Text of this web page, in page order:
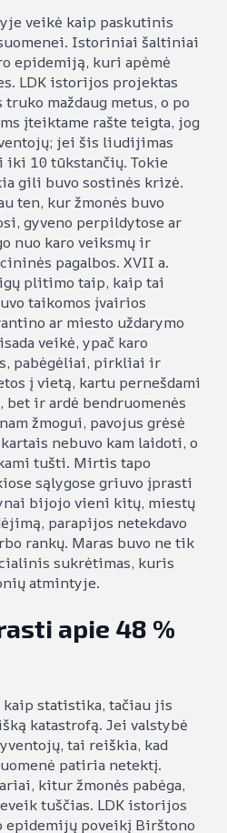
veikė kaip paskutinis
Istoriniai šaltiniai
epidemiją, kuri apėmė
LDK istorijos projektas
maždaug metus, o po
įteiktame rašte teigta, jog
jei šis liudijimas
10 tūkstančių. Tokie
gili buvo sostinės krizė.
ten, kur žmonės buvo
gyveno perpildytose ar
nuo karo veiksmų ir
pagalbos. XVII a.
plitimo taip, kaip tai
taikomos įvairios
ar miesto uždarymo
veikė, ypač karo
pabėgėliai, pirkliai ir
į vietą, kartu pernešdami
bet ir ardė bendruomenės
žmogui, pavojus grėsė
nebuvo kam laidoti, o
tušti. Mirtis tapo
sąlygose griuvo įprasti
bijojo vieni kitų, miestų
parapijos netekdavo
rankų. Maras buvo ne tik
sukrėtimas, kuris
atmintyje.
apie 48 %
kaip statistika, tačiau jis
katastrofą. Jei valstybė
tai reiškia, kad
patiria netektį.
kitur žmonės pabėga,
tuščias. LDK istorijos
epidemijų poveikį Birštono